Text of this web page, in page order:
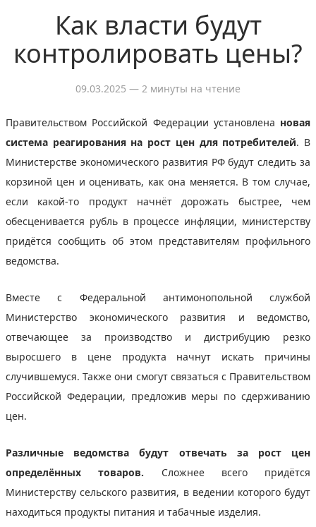
Как власти будут
контролировать цены?
09.03.2025 — 2 минуты на чтение
Правительством Российской Федерации установлена новая
система реагирования на рост цен для потребителей. В
Министерстве экономического развития РФ будут следить за
корзиной цен и оценивать, как она меняется. В том случае,
если какой-то продукт начнёт дорожать быстрее, чем
обесценивается рубль в процессе инфляции, министерству
придётся сообщить об этом представителям профильного
ведомства.
Вместе с Федеральной антимонопольной службой
Министерство экономического развития и ведомство,
отвечающее за производство и дистрибуцию резко
выросшего в цене продукта начнут искать причины
случившемуся. Также они смогут связаться с Правительством
Российской Федерации, предложив меры по сдерживанию
цен.
Различные ведомства будут отвечать за рост цен
определённых товаров. Сложнее всего придётся
Министерству сельского развития, в ведении которого будут
находиться продукты питания и табачные изделия.